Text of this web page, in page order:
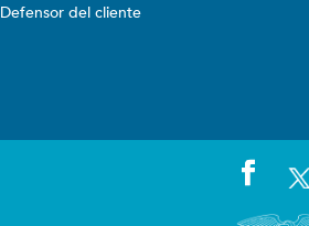
Defensor del cliente